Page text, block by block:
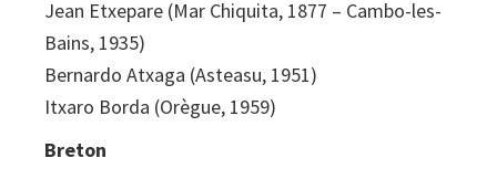
Jean Etxepare (Mar Chiquita, 1877 – Cambo-les-
Bains, 1935)
Bernardo Atxaga (Asteasu, 1951)
Itxaro Borda (Orègue, 1959)
Breton